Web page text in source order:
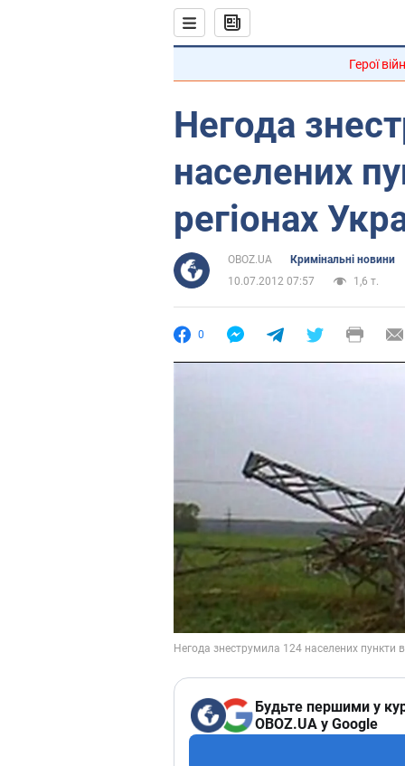
Герої
Негода
населених
регіонах
OBOZ.UA
Кримінальні новини
10.07.2012 07:57
1,6 т.
0
Будьте першими у
OBOZ.UA у Google